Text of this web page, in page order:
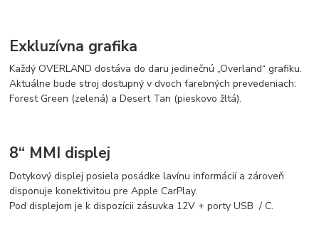
Exkluzívna grafika
Každý OVERLAND dostáva do daru jedinečnú „Overland“ grafiku.
Aktuálne bude stroj dostupný v dvoch farebných prevedeniach:
Forest Green (zelená) a Desert Tan (pieskovo žltá).
8“ MMI displej
Dotykový displej posiela posádke lavínu informácií a zároveň
disponuje konektivitou pre Apple CarPlay.
Pod displejom je k dispozícii zásuvka 12V + porty USB / C.